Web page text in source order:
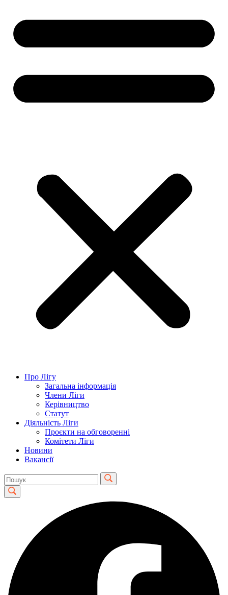
Про Лігу
Загальна інформація
Члени Ліги
Керівництво
Статут
Діяльність Ліги
Проєкти на обговоренні
Комітети Ліги
Новини
Вакансії